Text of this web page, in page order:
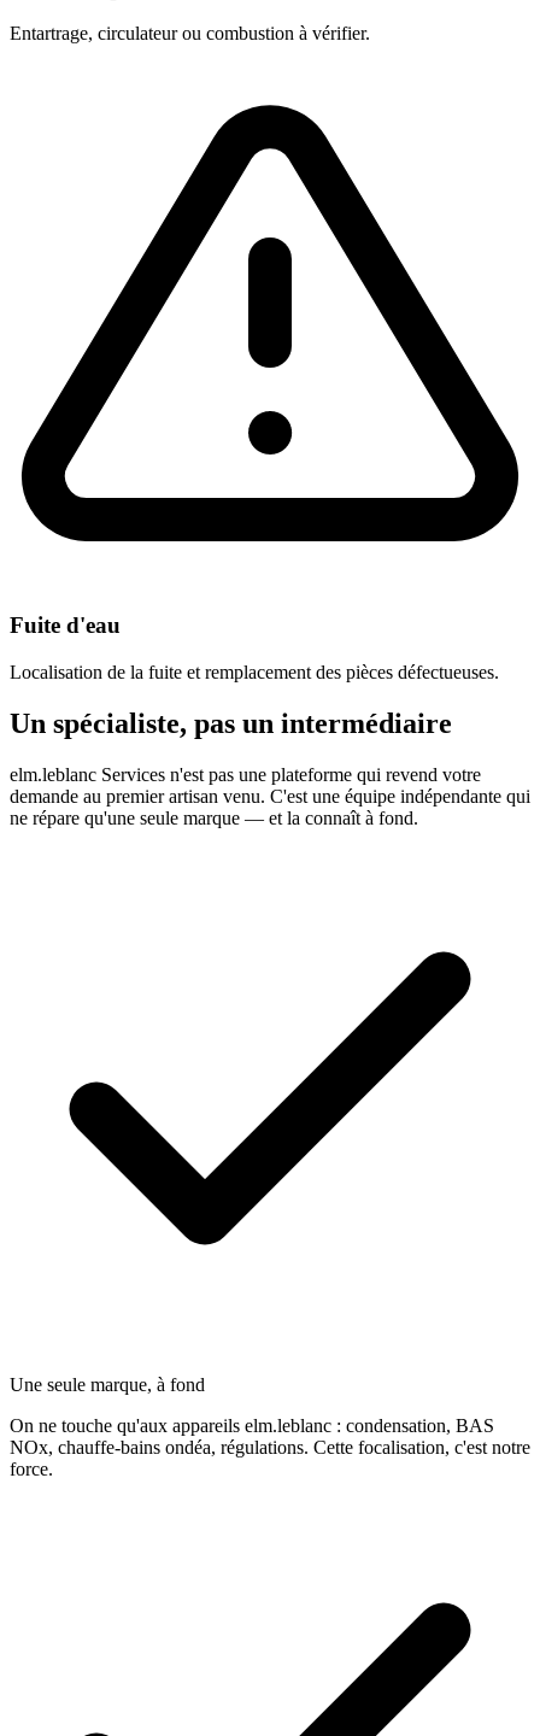
Entartrage, circulateur ou combustion à vérifier.
Fuite d'eau
Localisation de la fuite et remplacement des pièces défectueuses.
Un spécialiste, pas un intermédiaire
elm.leblanc Services n'est pas une plateforme qui revend votre
demande au premier artisan venu. C'est une équipe indépendante qui
ne répare qu'une seule marque — et la connaît à fond.
Une seule marque, à fond
On ne touche qu'aux appareils elm.leblanc : condensation, BAS
NOx, chauffe-bains ondéa, régulations. Cette focalisation, c'est notre
force.